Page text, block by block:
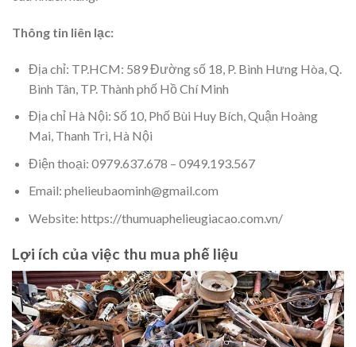
Thông tin liên lạc:
Địa chỉ: TP.HCM: 589 Đường số 18, P. Bình Hưng Hòa, Q.
Bình Tân, TP. Thành phố Hồ Chí Minh
Địa chỉ Hà Nội: Số 10, Phố Bùi Huy Bích, Quận Hoàng
Mai, Thanh Trì, Hà Nội
Điện thoại: 0979.637.678 – 0949.193.567
Email: phelieubaominh@gmail.com
Website: https://thumuaphelieugiacao.com.vn/
Lợi ích của việc thu mua phế liệu